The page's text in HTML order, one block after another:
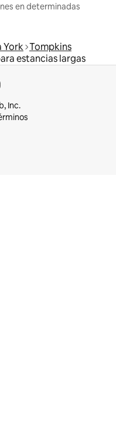
en determinadas
York Tompkins
estancias largas
Inc.